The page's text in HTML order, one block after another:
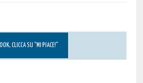
CLICCA SU “MI PIACE!”